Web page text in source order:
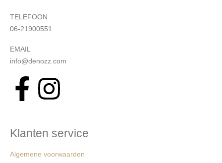
TELEFOON
06-21900551
EMAIL
info@denozz.com
Klanten service
Algemene voorwaarden